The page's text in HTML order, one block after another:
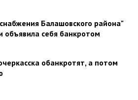
Балашовского района"
объявила себя банкротом
обанкротят, а потом